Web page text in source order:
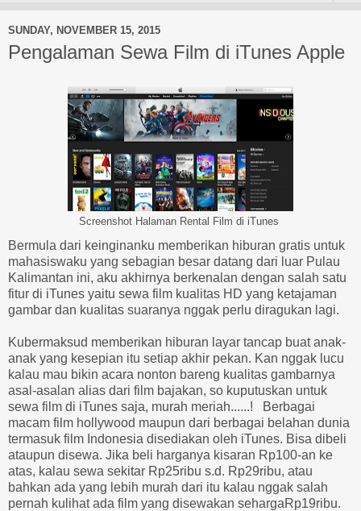
SUNDAY, NOVEMBER 15, 2015
Pengalaman Sewa Film di iTunes Apple
Screenshot Halaman Rental Film di iTunes
Bermula dari keinginanku memberikan hiburan gratis untuk
mahasiswaku yang sebagian besar datang dari luar Pulau
Kalimantan ini, aku akhirnya berkenalan dengan salah satu
fitur di iTunes yaitu sewa film kualitas HD yang ketajaman
gambar dan kualitas suaranya nggak perlu diragukan lagi.
Kubermaksud memberikan hiburan layar tancap buat anak-
anak yang kesepian itu setiap akhir pekan. Kan nggak lucu
kalau mau bikin acara nonton bareng kualitas gambarnya
asal-asalan alias dari film bajakan, so kuputuskan untuk
sewa film di iTunes saja, murah meriah......! Berbagai
macam film hollywood maupun dari berbagai belahan dunia
termasuk film Indonesia disediakan oleh iTunes. Bisa dibeli
ataupun disewa. Jika beli harganya kisaran Rp100-an ke
atas, kalau sewa sekitar Rp25ribu s.d. Rp29ribu, atau
bahkan ada yang lebih murah dari itu kalau nggak salah
pernah kulihat ada film yang disewakan sehargaRp19ribu.